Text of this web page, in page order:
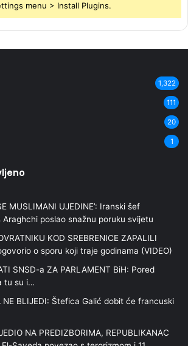
menu > Install Plugins.
1,322
111
20
1
MUSLIMANI UJEDINE’: Iranski šef
Araghchi poslao snažnu poruku svijetu
KOD SREBRENICE ZAPALILI
o sporu koji traje godinama (VIDEO)
SNSD-a ZA PARLAMENT BiH: Pored
tu su i…
NE BLIJEDI: Štefica Galić dobit će francuski
NA PREDIZBORIMA, REPUBLIKANAC